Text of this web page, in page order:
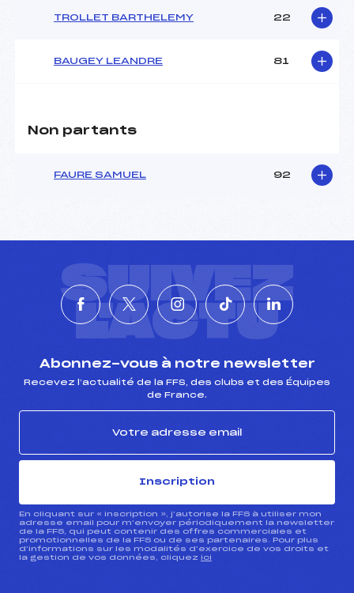
TROLLET BARTHELEMY 22
BAUGEY LEANDRE 81
Non partants
FAURE SAMUEL 92
SUIVEZ
L'ACTU
Abonnez-vous à notre newsletter
Recevez l’actualité de la FFS, des clubs et des Équipes
de France.
Inscription
En cliquant sur « inscription », j’autorise la FFS à utiliser mon
adresse email pour m’envoyer périodiquement la newsletter
de la FFS, qui peut contenir des offres commerciales et
promotionnelles de la FFS ou de ses partenaires. Pour plus
d’informations sur les modalités d’exercice de vos droits et
la gestion de vos données, cliquez ici